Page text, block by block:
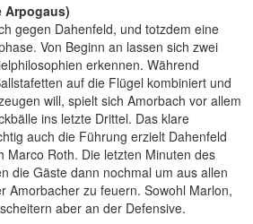
Arpogaus)
gegen Dahenfeld, und totzdem eine
Von Beginn an lassen sich zwei
erkennen. Während
auf die Flügel kombiniert und
will, spielt sich Amorbach vor allem
ins letzte Drittel. Das klare
auch die Führung erzielt Dahenfeld
Marco Roth. Die letzten Minuten des
die Gäste dann nochmal um aus allen
Amorbacher zu feuern. Sowohl Marlon,
aber an der Defensive.